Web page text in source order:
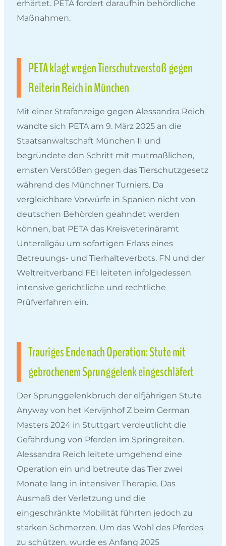
erhärtet. PETA fordert daraufhin behördliche
Maßnahmen.
PETA klagt wegen Tierschutzverstoß gegen
Reiterin Reich in München
Mit einer Strafanzeige gegen Alessandra Reich
wandte sich PETA am 9. März 2025 an die
Staatsanwaltschaft München II und
begründete den Schritt mit mutmaßlichen,
ernsten Verstößen gegen das Tierschutzgesetz
während des Münchner Turniers. Da
vergleichbare Vorwürfe in Spanien nicht von
deutschen Behörden geahndet werden
können, bat PETA das Kreisveterinäramt
Unterallgäu um sofortigen Erlass eines
Betreuungs- und Tierhalteverbots. FN und der
Weltreitverband FEI leiteten infolgedessen
intensive gerichtliche und rechtliche
Prüfverfahren ein.
Trauriges Ende nach Operation: Stute mit
gebrochenem Sprunggelenk eingeschläfert
Der Sprunggelenkbruch der elfjährigen Stute
Anyway von het Kervijnhof Z beim German
Masters 2024 in Stuttgart verdeutlicht die
Gefährdung von Pferden im Springreiten.
Alessandra Reich leitete umgehend eine
Operation ein und betreute das Tier zwei
Monate lang in intensiver Therapie. Das
Ausmaß der Verletzung und die
eingeschränkte Mobilität führten jedoch zu
starken Schmerzen. Um das Wohl des Pferdes
zu schützen, wurde es Anfang 2025